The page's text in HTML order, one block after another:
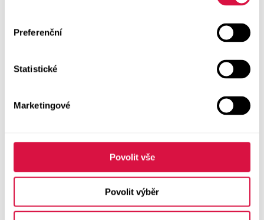
Preferenční
Statistické
Marketingové
Povolit vše
Povolit výběr